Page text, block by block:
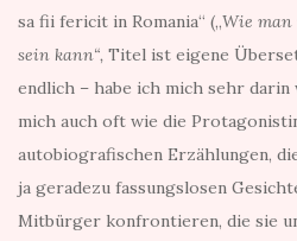
sa fii fericit in Romania“ („Wie
sein kann“, Titel ist eigene
endlich – habe ich mich sehr
mich auch oft wie die
autobiografischen Erzählungen,
ja geradezu fassungslosen
Mitbürger konfrontieren, die sie